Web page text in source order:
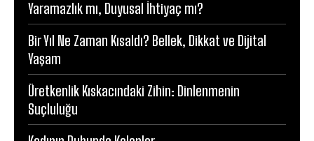
Yaramazlık mı, Duyusal İhtiyaç mı?
Bir Yıl Ne Zaman Kısaldı? Bellek, Dikkat ve Dijital
Yaşam
Üretkenlik Kıskacındaki Zihin: Dinlenmenin
Suçluluğu